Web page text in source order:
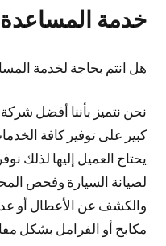
خدمة
هل انتم بحاجة لخدمة
نحن نتميز بأننا أفضل
كبير على توفير كافة
يحتاج العميل إليها لذلك
لصيانة السيارة وفحص
والكشف عن الأعطال أو
مكابح أو الفرامل بشكل